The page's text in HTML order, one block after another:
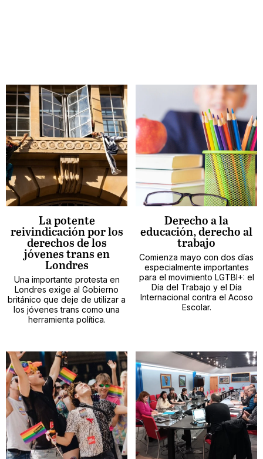
La potente
reivindicación por los
derechos de los
jóvenes trans en
Londres
Una importante protesta en
Londres exige al Gobierno
británico que deje de utilizar a
los jóvenes trans como una
herramienta política.
Derecho a la
educación, derecho al
trabajo
Comienza mayo con dos días
especialmente importantes
para el movimiento LGTBI+: el
Día del Trabajo y el Día
Internacional contra el Acoso
Escolar.